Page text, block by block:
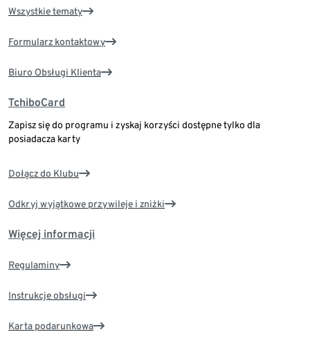
Wszystkie tematy
Formularz kontaktowy
Biuro Obsługi Klienta
TchiboCard
Zapisz się do programu i zyskaj korzyści dostępne tylko dla
posiadacza karty
Dołącz do Klubu
Odkryj wyjątkowe przywileje i zniżki
Więcej informacji
Regulaminy
Instrukcje obsługi
Karta podarunkowa